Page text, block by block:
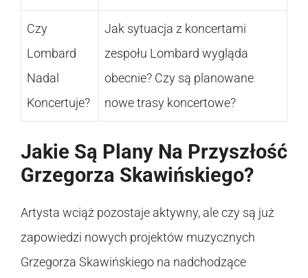
Czy
Lombard
Nadal
Koncertuje?
Jak sytuacja z koncertami
zespołu Lombard wygląda
obecnie? Czy są planowane
nowe trasy koncertowe?
Jakie Są Plany Na Przyszłość
Grzegorza Skawińskiego?
Artysta wciąż pozostaje aktywny, ale czy są już
zapowiedzi nowych projektów muzycznych
Grzegorza Skawińskiego na nadchodzące